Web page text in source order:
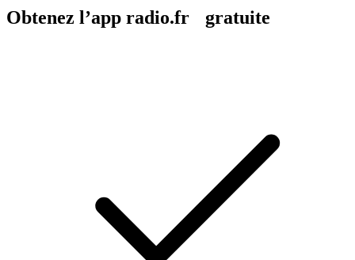
Obtenez l’app radio.fr gratuite